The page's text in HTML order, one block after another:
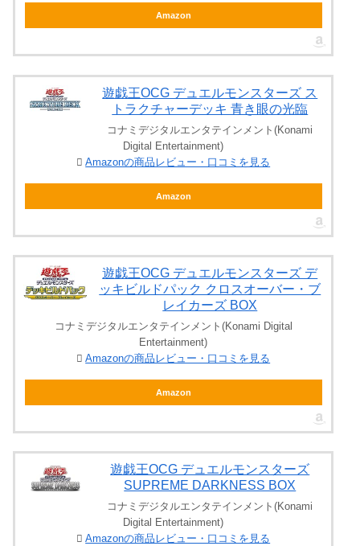
Amazon
遊戯王OCG デュエルモンスターズ ス
トラクチャーデッキ 青き眼の光臨
コナミデジタルエンタテインメント(Konami
Digital Entertainment)
Amazonの商品レビュー・口コミを見る
Amazon
遊戯王OCG デュエルモンスターズ デ
ッキビルドパック クロスオーバー・ブ
レイカーズ BOX
コナミデジタルエンタテインメント(Konami Digital
Entertainment)
Amazonの商品レビュー・口コミを見る
Amazon
遊戯王OCG デュエルモンスターズ
SUPREME DARKNESS BOX
コナミデジタルエンタテインメント(Konami
Digital Entertainment)
Amazonの商品レビュー・口コミを見る